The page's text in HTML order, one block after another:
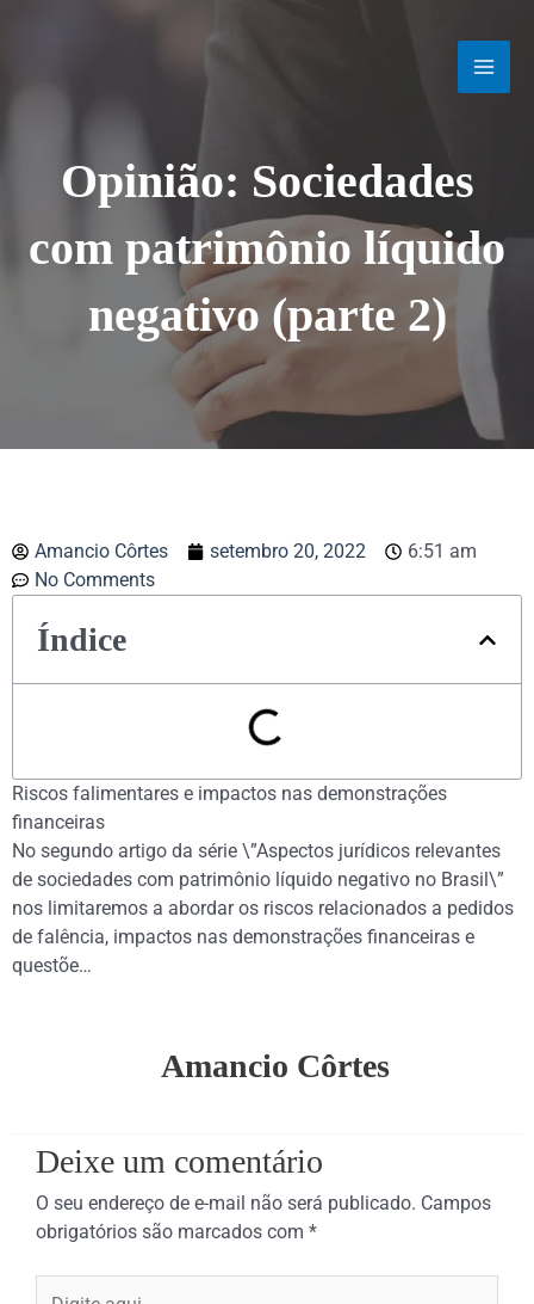
Opinião: Sociedades
com patrimônio líquido
negativo (parte 2)
Amancio Côrtes setembro 20, 2022
6:51 am
No Comments
Índice
Riscos falimentares e impactos nas demonstrações
financeiras
No segundo artigo da série \”Aspectos jurídicos relevantes
de sociedades com patrimônio líquido negativo no Brasil\”
nos limitaremos a abordar os riscos relacionados a pedidos
de falência, impactos nas demonstrações financeiras e
questõe…
Amancio Côrtes
Deixe um comentário
O seu endereço de e-mail não será publicado. Campos
obrigatórios são marcados com *